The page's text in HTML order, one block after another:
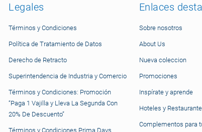
Legales
Términos y Condiciones
Política de Tratamiento de Datos
Derecho de Retracto
Superintendencia de Industria y Comercio
Términos y Condiciones: Promoción
“Paga 1 Vajilla y Lleva La Segunda Con
20% De Descuento”
Términos y Condiciones Prima Days
Enlaces
Sobre nosotros
About Us
Nueva coleccion
Promociones
Inspírate y aprende
Hoteles y
Complementos para